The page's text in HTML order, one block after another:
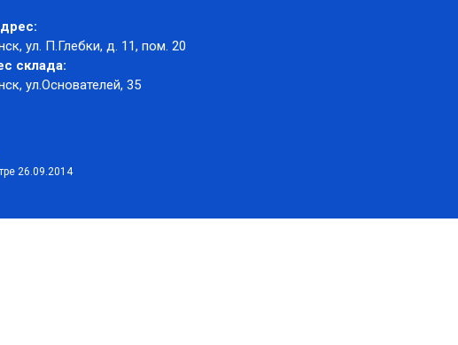
ул. П.Глебки, д. 11, пом. 20
склада:
ул.Основателей, 35
26.09.2014